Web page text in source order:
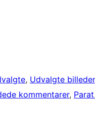
, Udvalgte billeder
kommentarer,